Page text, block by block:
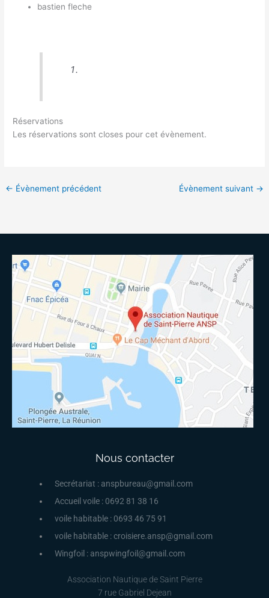
bastien fleche
Réservations
Les réservations sont closes pour cet évènement.
← Évènement précédent Évènement suivant →
Nous contacter
Secrétariat : anspbureau@gmail.com
Accueil voile : 0692 81 38 16
voile habitable : 0693 46 75 91
voile habitable : croisiere.ansp@gmail.com
Wingfoil : anspwingfoil@gmail.com
Association Nautique de Saint Pierre
7 rue Gabriel Dejean